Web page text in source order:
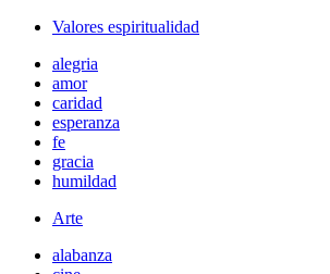
Valores espiritualidad
alegria
amor
caridad
esperanza
fe
gracia
humildad
Arte
alabanza